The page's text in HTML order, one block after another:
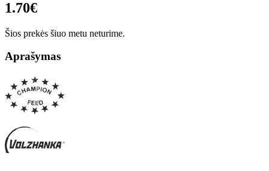
1.70€
Šios prekės šiuo metu neturime.
Aprašymas